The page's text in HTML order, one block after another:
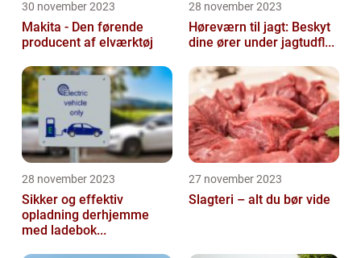
30 november 2023
Makita - Den førende
producent af elværktøj
28 november 2023
Høreværn til jagt: Beskyt
dine ører under jagtudfl...
28 november 2023
Sikker og effektiv
opladning derhjemme
med ladebok...
27 november 2023
Slagteri – alt du bør vide